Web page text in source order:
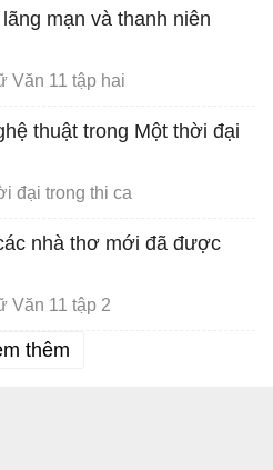
mạn và thanh niên
Văn 11 tập hai
thuật trong Một thời đại
đại trong thi ca
nhà thơ mới đã được
Văn 11 tập 2
thêm